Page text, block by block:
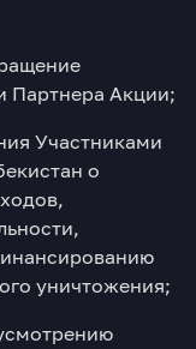
Партнера Акции;
Участниками
о
уничтожения;